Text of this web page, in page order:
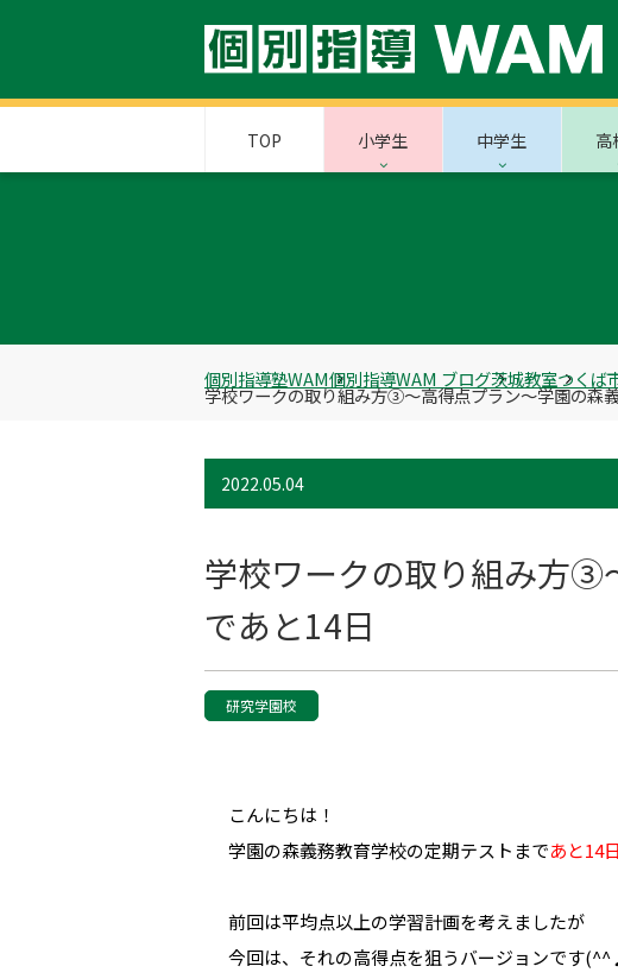
TOP 小学生 中学生 高
個別指導塾WAM個別指導WAM ブログ茨城教室つくば
学校ワークの取り組み方③～高得点プラン～学園の
2022.05.04
学校ワークの取り組み方
であと14日
研究学園校
こんにちは！
学園の森義務教育学校の定期テストまであと14
前回は平均点以上の学習計画を考えましたが
今回は、それの高得点を狙うバージョンです